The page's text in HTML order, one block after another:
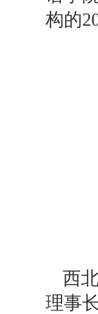
构的
西
理事